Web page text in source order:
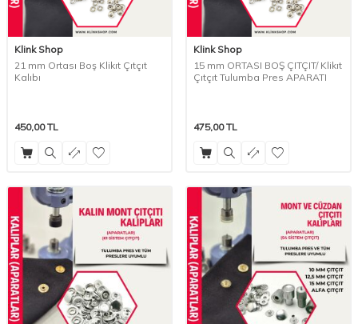
Klink Shop
21 mm Ortası Boş Klikıt Çıtçıt
Kalıbı
450,00TL
Klink Shop
15 mm ORTASI BOŞ ÇITÇIT/ Klikıt
Çıtçıt Tulumba Pres APARATI
475,00TL